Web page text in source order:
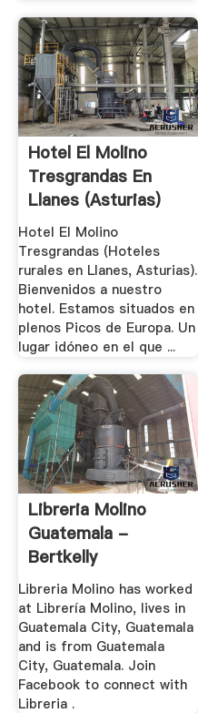
Hotel El Molino
Tresgrandas En
Llanes (Asturias)
Hotel El Molino
Tresgrandas (Hoteles
rurales en Llanes, Asturias).
Bienvenidos a nuestro
hotel. Estamos situados en
plenos Picos de Europa. Un
lugar idóneo en el que ...
Libreria Molino
Guatemala -
Bertkelly
Libreria Molino has worked
at Librería Molino, lives in
Guatemala City, Guatemala
and is from Guatemala
City, Guatemala. Join
Facebook to connect with
Libreria .